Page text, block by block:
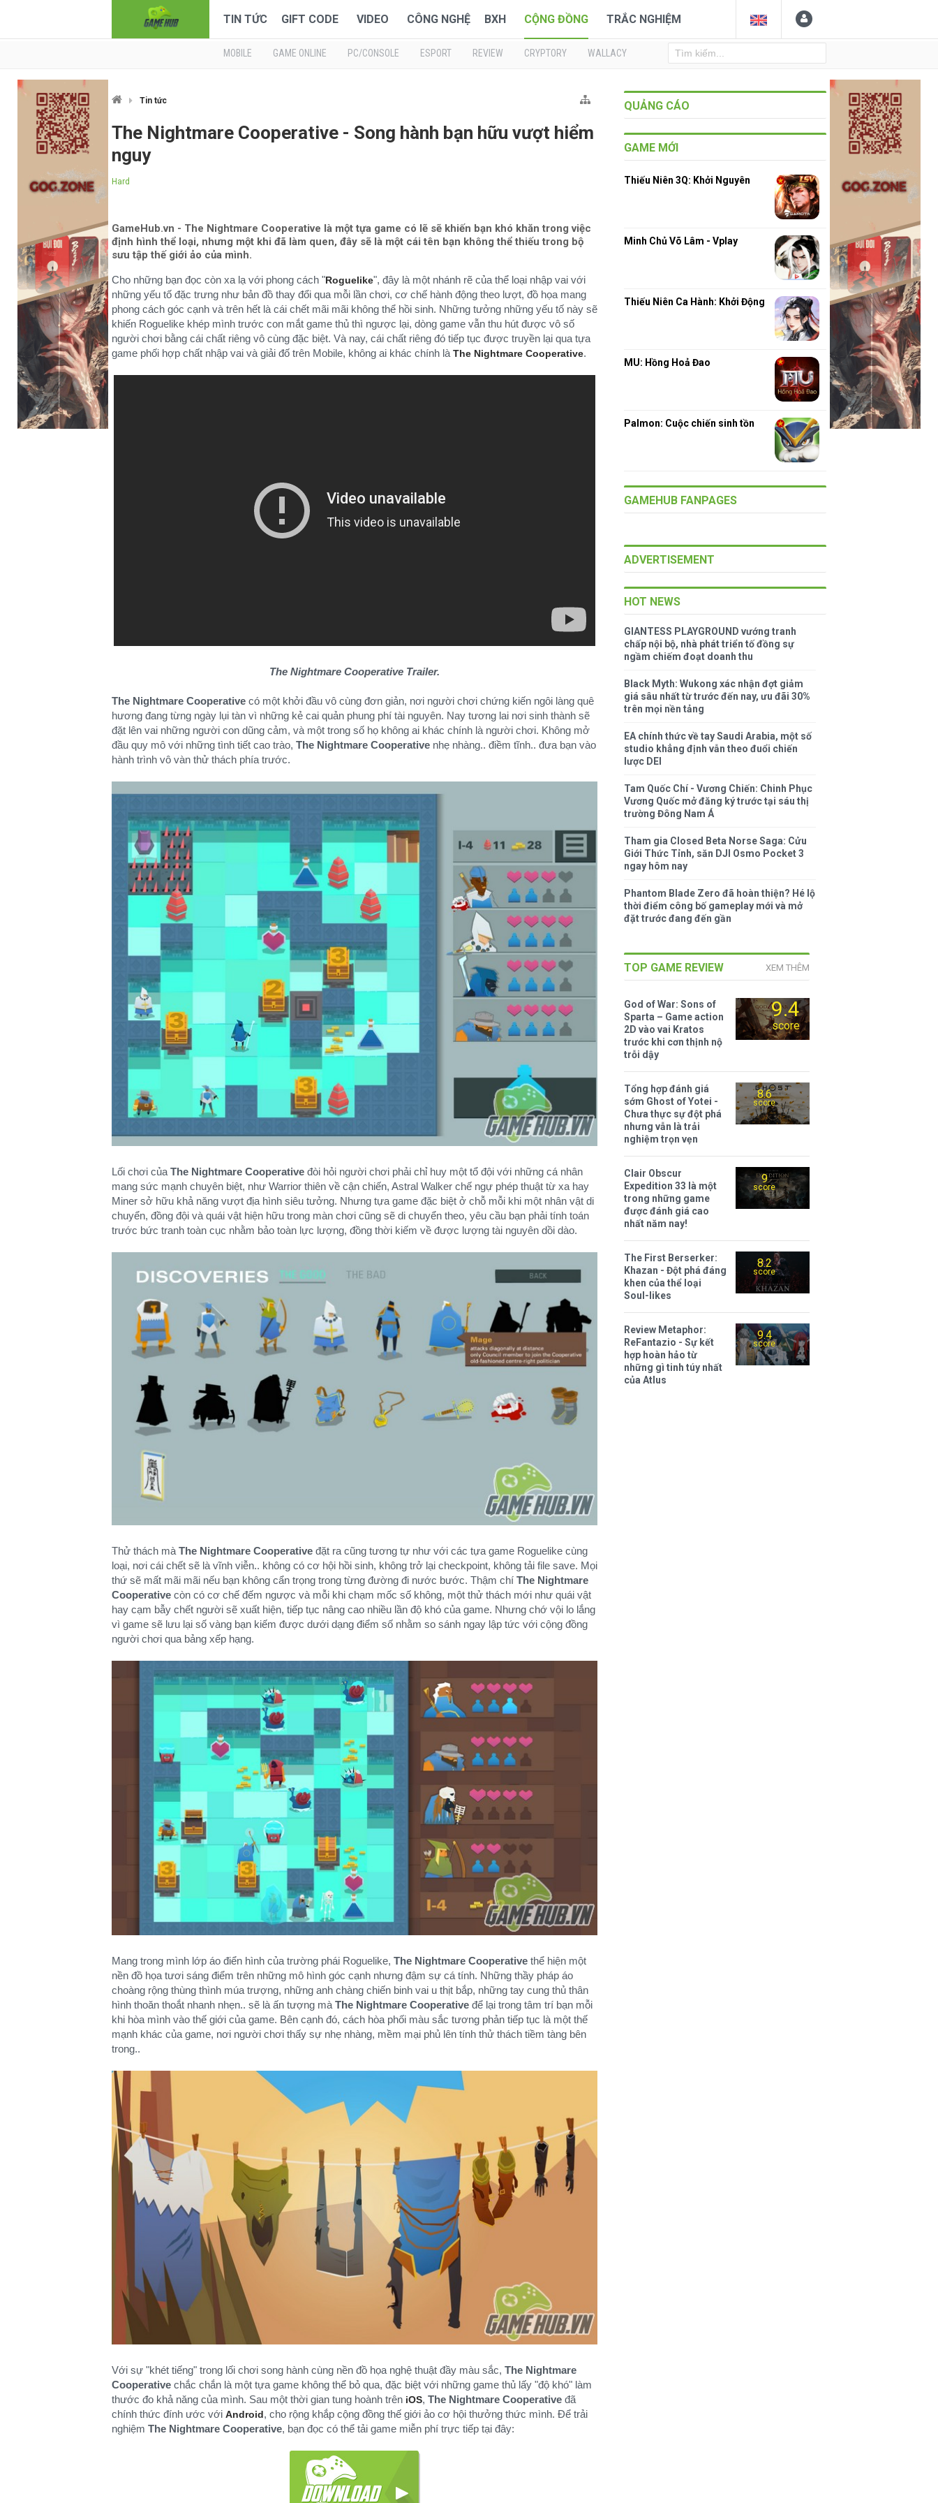
TIN TỨC GIFT CODE VIDEO CÔNG NGHỆ BXH CỘNG ĐỒNG TRẮC NGHIỆM
MOBILE GAME ONLINE PC/CONSOLE ESPORT REVIEW CRYPTORY WALLACY
Tin tức
The Nightmare Cooperative - Song hành bạn hữu vượt hiểm
nguy
Hard
GameHub.vn - The Nightmare Cooperative là một tựa game có lẽ sẽ khiến bạn khó khăn trong việc
định hình thể loại, nhưng một khi đã làm quen, đây sẽ là một cái tên bạn không thể thiếu trong bộ
sưu tập thế giới ảo của mình.
Cho những bạn đọc còn xa lạ với phong cách "Roguelike", đây là một nhánh rẽ của thể loại nhập vai với
những yếu tố đặc trưng như bản đồ thay đổi qua mỗi lần chơi, cơ chế hành động theo lượt, đồ họa mang
phong cách góc cạnh và trên hết là cái chết mãi mãi không thể hồi sinh. Những tưởng những yếu tố này sẽ
khiến Roguelike khép mình trước con mắt game thủ thì ngược lại, dòng game vẫn thu hút được vô số
người chơi bằng cái chất riêng vô cùng đặc biệt. Và nay, cái chất riêng đó tiếp tục được truyền lại qua tựa
game phối hợp chất nhập vai và giải đố trên Mobile, không ai khác chính là The Nightmare Cooperative.
The Nightmare Cooperative Trailer.
The Nightmare Cooperative có một khởi đầu vô cùng đơn giản, nơi người chơi chứng kiến ngôi làng quê
hương đang từng ngày lụi tàn vì những kẻ cai quản phung phí tài nguyên. Nay tương lai nơi sinh thành sẽ
đặt lên vai những người con dũng cảm, và một trong số họ không ai khác chính là người chơi. Không mở
đầu quy mô với những tình tiết cao trào, The Nightmare Cooperative nhẹ nhàng.. điềm tĩnh.. đưa bạn vào
hành trình vô vàn thử thách phía trước.
Lối chơi của The Nightmare Cooperative đòi hỏi người chơi phải chỉ huy một tổ đội với những cá nhân
mang sức mạnh chuyên biệt, như Warrior thiên về cận chiến, Astral Walker chế ngự phép thuật từ xa hay
Miner sở hữu khả năng vượt địa hình siêu tưởng. Nhưng tựa game đặc biệt ở chỗ mỗi khi một nhân vật di
chuyển, đồng đội và quái vật hiện hữu trong màn chơi cũng sẽ di chuyển theo, yêu cầu bạn phải tính toán
trước bức tranh toàn cục nhằm bảo toàn lực lượng, đồng thời kiếm về được lượng tài nguyên dồi dào.
Thử thách mà The Nightmare Cooperative đặt ra cũng tương tự như với các tựa game Roguelike cùng
loại, nơi cái chết sẽ là vĩnh viễn.. không có cơ hội hồi sinh, không trở lại checkpoint, không tải file save. Mọi
thứ sẽ mất mãi mãi nếu bạn không cẩn trọng trong từng đường đi nước bước. Thậm chí The Nightmare
Cooperative còn có cơ chế đếm ngược và mỗi khi chạm mốc số không, một thử thách mới như quái vật
hay cạm bẫy chết người sẽ xuất hiện, tiếp tục nâng cao nhiều lần độ khó của game. Nhưng chớ vội lo lắng
vì game sẽ lưu lại số vàng bạn kiếm được dưới dạng điểm số nhằm so sánh ngay lập tức với cộng đồng
người chơi qua bảng xếp hạng.
Mang trong mình lớp áo điển hình của trường phái Roguelike, The Nightmare Cooperative thể hiện một
nền đồ họa tươi sáng điểm trên những mô hình góc cạnh nhưng đậm sự cá tính. Những thầy pháp áo
choàng rộng thùng thình múa trượng, những anh chàng chiến binh vai u thịt bắp, những tay cung thủ thân
hình thoăn thoắt nhanh nhẹn.. sẽ là ấn tượng mà The Nightmare Cooperative để lại trong tâm trí bạn mỗi
khi hòa mình vào thế giới của game. Bên cạnh đó, cách hòa phối màu sắc tương phản tiếp tục là một thế
mạnh khác của game, nơi người chơi thấy sự nhẹ nhàng, mềm mại phủ lên tính thử thách tiềm tàng bên
trong..
Với sự "khét tiếng" trong lối chơi song hành cùng nền đồ họa nghệ thuật đầy màu sắc, The Nightmare
Cooperative chắc chắn là một tựa game không thể bỏ qua, đặc biệt với những game thủ lấy "độ khó" làm
thước đo khả năng của mình. Sau một thời gian tung hoành trên iOS, The Nightmare Cooperative đã
chính thức đính ước với Android, cho rộng khắp cộng đồng thế giới ảo cơ hội thưởng thức mình. Để trải
nghiệm The Nightmare Cooperative, bạn đọc có thể tải game miễn phí trực tiếp tại đây:
QUẢNG CÁO
GAME MỚI
Thiếu Niên 3Q: Khởi Nguyên
Minh Chủ Võ Lâm - Vplay
Thiếu Niên Ca Hành: Khởi Động
MU: Hồng Hoả Đao
Palmon: Cuộc chiến sinh tồn
GAMEHUB FANPAGES
ADVERTISEMENT
HOT NEWS
GIANTESS PLAYGROUND vướng tranh
chấp nội bộ, nhà phát triển tố đồng sự
ngầm chiếm đoạt doanh thu
Black Myth: Wukong xác nhận đợt giảm
giá sâu nhất từ trước đến nay, ưu đãi 30%
trên mọi nền tảng
EA chính thức về tay Saudi Arabia, một số
studio khẳng định vẫn theo đuổi chiến
lược DEI
Tam Quốc Chí - Vương Chiến: Chinh Phục
Vương Quốc mở đăng ký trước tại sáu thị
trường Đông Nam Á
Tham gia Closed Beta Norse Saga: Cửu
Giới Thức Tỉnh, săn DJI Osmo Pocket 3
ngay hôm nay
Phantom Blade Zero đã hoàn thiện? Hé lộ
thời điểm công bố gameplay mới và mở
đặt trước đang đến gần
TOP GAME REVIEW XEM THÊM
9.4
score
God of War: Sons of
Sparta – Game action
2D vào vai Kratos
trước khi cơn thịnh nộ
trỗi dậy
8.6
score
Tổng hợp đánh giá
sớm Ghost of Yotei -
Chưa thực sự đột phá
nhưng vẫn là trải
nghiệm trọn vẹn
9
score
Clair Obscur
Expedition 33 là một
trong những game
được đánh giá cao
nhất năm nay!
8.2
score
The First Berserker:
Khazan - Đột phá đáng
khen của thể loại
Soul-likes
9.4
score
Review Metaphor:
ReFantazio - Sự kết
hợp hoàn hảo từ
những gì tinh túy nhất
của Atlus